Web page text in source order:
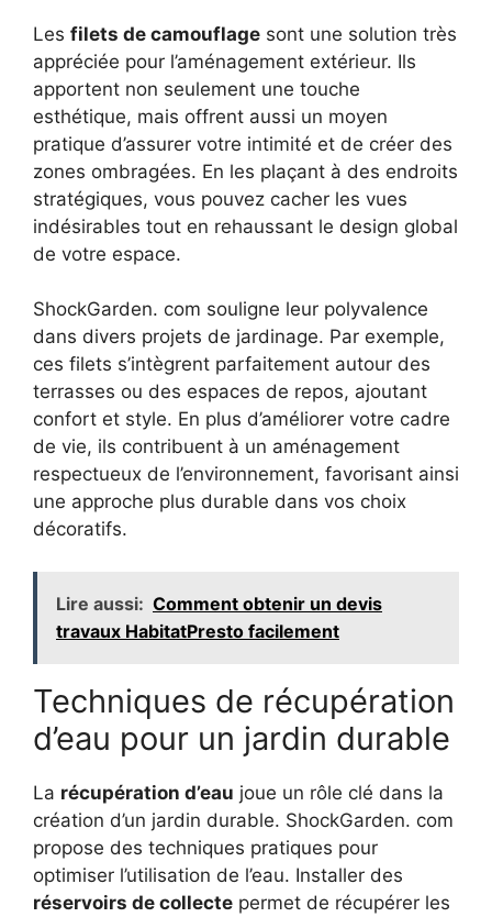
Les filets de camouflage sont une solution très
appréciée pour l’aménagement extérieur. Ils
apportent non seulement une touche
esthétique, mais offrent aussi un moyen
pratique d’assurer votre intimité et de créer des
zones ombragées. En les plaçant à des endroits
stratégiques, vous pouvez cacher les vues
indésirables tout en rehaussant le design global
de votre espace.
ShockGarden. com souligne leur polyvalence
dans divers projets de jardinage. Par exemple,
ces filets s’intègrent parfaitement autour des
terrasses ou des espaces de repos, ajoutant
confort et style. En plus d’améliorer votre cadre
de vie, ils contribuent à un aménagement
respectueux de l’environnement, favorisant ainsi
une approche plus durable dans vos choix
décoratifs.
Lire aussi: Comment obtenir un devis
travaux HabitatPresto facilement
Techniques de récupération
d’eau pour un jardin durable
La récupération d’eau joue un rôle clé dans la
création d’un jardin durable. ShockGarden. com
propose des techniques pratiques pour
optimiser l’utilisation de l’eau. Installer des
réservoirs de collecte permet de récupérer les